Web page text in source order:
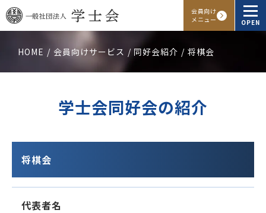
会員向け
メニュー
OPEN
学士会概要
会員向けサービス
アクセス
HOME 会員向けサービス 同好会紹介 将棋会
学士会同好会の紹介
将棋会
代表者名